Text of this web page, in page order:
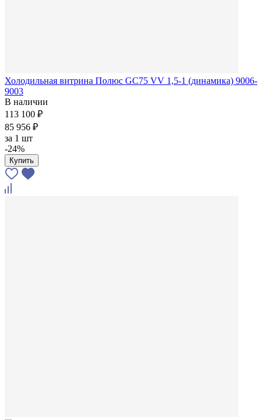
Холодильная витрина Полюс GС75 VV 1,5-1 (динамика) 9006-
9003
В наличии
113 100 ₽
85 956 ₽
за 1 шт
-24%
Купить